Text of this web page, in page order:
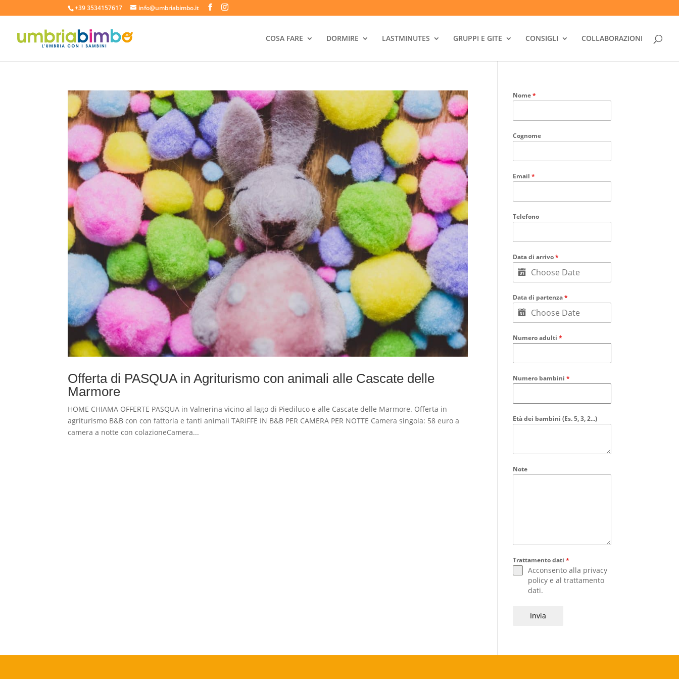
+39 3534157617 info@umbriabimbo.it
COSA FARE DORMIRE LASTMINUTES GRUPPI E GITE CONSIGLI COLLABORAZIONI
Offerta di PASQUA in Agriturismo con animali alle Cascate delle
Marmore
HOME CHIAMA OFFERTE PASQUA in Valnerina vicino al lago di Piediluco e alle Cascate delle Marmore. Offerta in
agriturismo B&B con con fattoria e tanti animali TARIFFE IN B&B PER CAMERA PER NOTTE Camera singola: 58 euro a
camera a notte con colazioneCamera...
Nome*
Cognome
Email*
Telefono
Data di arrivo*
Data di partenza*
Numero adulti*
Numero bambini*
Età dei bambini (Es. 5, 3, 2...)
Note
Trattamento dati*
Acconsento alla privacy
policy e altrattamento
dati.
Invia